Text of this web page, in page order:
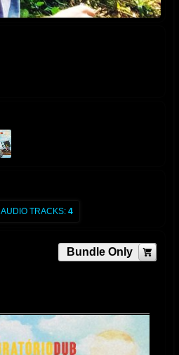
AUDIO TRACKS: 4
Bundle Only